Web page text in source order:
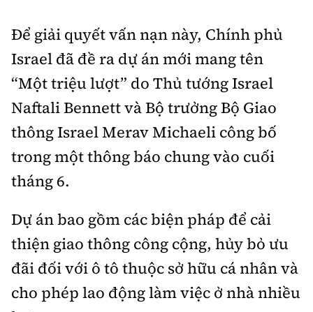
Để giải quyết vấn nạn này, Chính phủ
Israel đã đề ra dự án mới mang tên
“Một triệu lượt” do Thủ tướng Israel
Naftali Bennett và Bộ trưởng Bộ Giao
thông Israel Merav Michaeli công bố
trong một thông báo chung vào cuối
tháng 6.
Dự án bao gồm các biện pháp để cải
thiện giao thông công cộng, hủy bỏ ưu
đãi đối với ô tô thuộc sở hữu cá nhân và
cho phép lao động làm việc ở nhà nhiều